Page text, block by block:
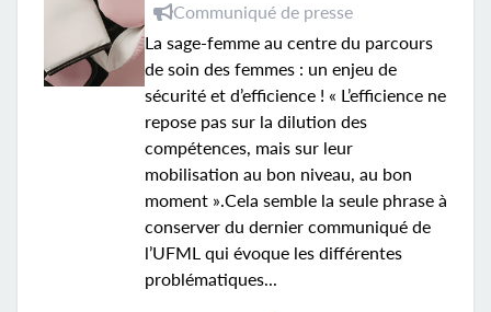
Communiqué de presse
La sage-femme au centre du parcours
de soin des femmes : un enjeu de
sécurité et d’efficience ! « L’efficience ne
repose pas sur la dilution des
compétences, mais sur leur
mobilisation au bon niveau, au bon
moment ».Cela semble la seule phrase à
conserver du dernier communiqué de
l’UFML qui évoque les différentes
problématiques...